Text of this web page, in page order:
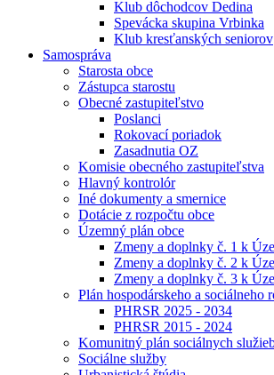
Klub dôchodcov Dedina
Spevácka skupina Vrbinka
Klub kresťanských seniorov
Samospráva
Starosta obce
Zástupca starostu
Obecné zastupiteľstvo
Poslanci
Rokovací poriadok
Zasadnutia OZ
Komisie obecného zastupiteľstva
Hlavný kontrolór
Iné dokumenty a smernice
Dotácie z rozpočtu obce
Územný plán obce
Zmeny a doplnky č. 1 k
Zmeny a doplnky č. 2 k
Zmeny a doplnky č. 3 k
Plán hospodárskeho a sociálneho
PHRSR 2025 - 2034
PHRSR 2015 - 2024
Komunitný plán sociálnych
Sociálne služby